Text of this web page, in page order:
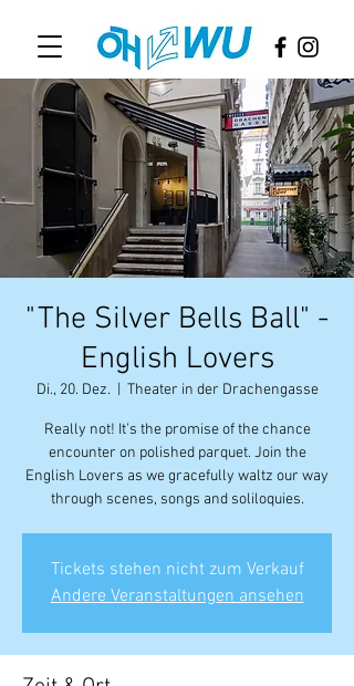
"The Silver Bells Ball" -
English Lovers
Di., 20. Dez. Theater in der Drachengasse
Really not! It’s the promise of the chance
encounter on polished parquet. Join the
English Lovers as we gracefully waltz our way
through scenes, songs and soliloquies.
Tickets stehen nicht zum Verkauf
Andere Veranstaltungen ansehen